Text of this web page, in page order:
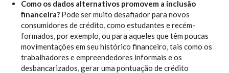
Como os dados alternativos promovem a inclusão
financeira? Pode ser muito desafiador para novos
consumidores de crédito, como estudantes e recém-
formados, por exemplo, ou para aqueles que têm poucas
movimentações em seu histórico financeiro, tais como os
trabalhadores e empreendedores informais e os
desbancarizados, gerar uma pontuação de crédito